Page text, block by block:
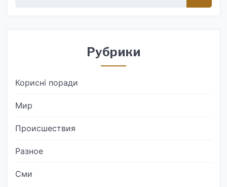
Рубрики
Корисні поради
Мир
Происшествия
Разное
Сми